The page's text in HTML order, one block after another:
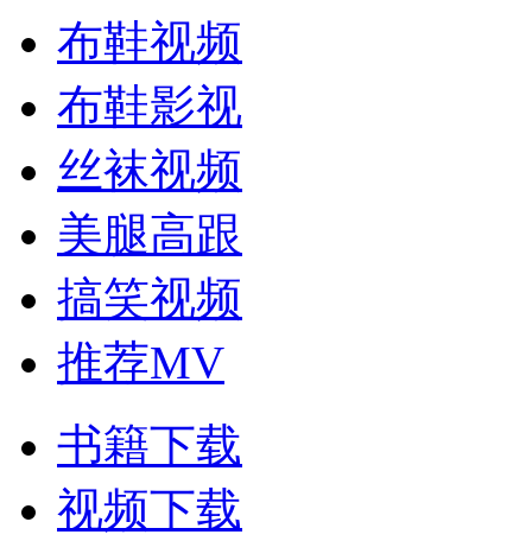
布鞋视频
布鞋影视
丝袜视频
美腿高跟
搞笑视频
推荐MV
书籍下载
视频下载